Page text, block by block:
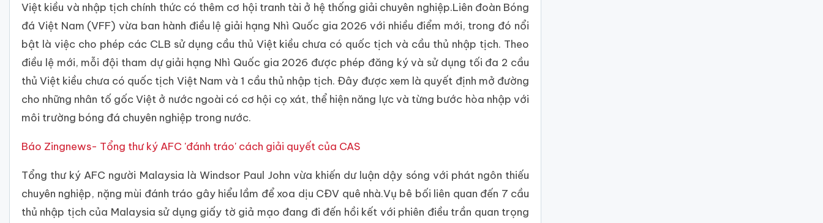
Việt kiều và nhập tịch chính thức có thêm cơ hội tranh tài ở hệ thống giải chuyên nghiệp.Liên đoàn Bóng
đá Việt Nam (VFF) vừa ban hành điều lệ giải hạng Nhì Quốc gia 2026 với nhiều điểm mới, trong đó nổi
bật là việc cho phép các CLB sử dụng cầu thủ Việt kiều chưa có quốc tịch và cầu thủ nhập tịch. Theo
điều lệ mới, mỗi đội tham dự giải hạng Nhì Quốc gia 2026 được phép đăng ký và sử dụng tối đa 2 cầu
thủ Việt kiều chưa có quốc tịch Việt Nam và 1 cầu thủ nhập tịch. Đây được xem là quyết định mở đường
cho những nhân tố gốc Việt ở nước ngoài có cơ hội cọ xát, thể hiện năng lực và từng bước hòa nhập với
môi trường bóng đá chuyên nghiệp trong nước.
Báo Zingnews- Tổng thư ký AFC 'đánh tráo' cách giải quyết của CAS
Tổng thư ký AFC người Malaysia là Windsor Paul John vừa khiến dư luận dậy sóng với phát ngôn thiếu
chuyên nghiệp, nặng mùi đánh tráo gây hiểu lầm để xoa dịu CĐV quê nhà.Vụ bê bối liên quan đến 7 cầu
thủ nhập tịch của Malaysia sử dụng giấy tờ giả mạo đang đi đến hồi kết với phiên điều trần quan trọng